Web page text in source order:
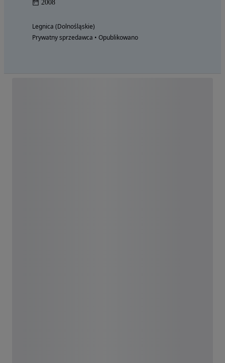
2008
Legnica (Dolnośląskie)
Prywatny sprzedawca • Opublikowano